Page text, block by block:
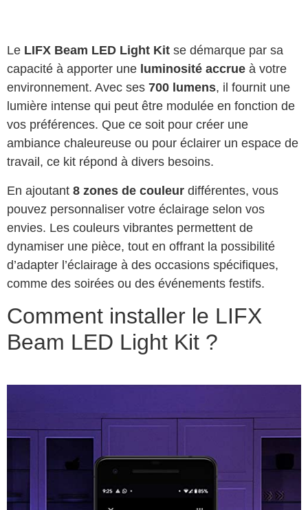
Le LIFX Beam LED Light Kit se démarque par sa
capacité à apporter une luminosité accrue à votre
environnement. Avec ses 700 lumens, il fournit une
lumière intense qui peut être modulée en fonction de
vos préférences. Que ce soit pour créer une
ambiance chaleureuse ou pour éclairer un espace de
travail, ce kit répond à divers besoins.
En ajoutant 8 zones de couleur différentes, vous
pouvez personnaliser votre éclairage selon vos
envies. Les couleurs vibrantes permettent de
dynamiser une pièce, tout en offrant la possibilité
d’adapter l’éclairage à des occasions spécifiques,
comme des soirées ou des événements festifs.
Comment installer le LIFX
Beam LED Light Kit ?